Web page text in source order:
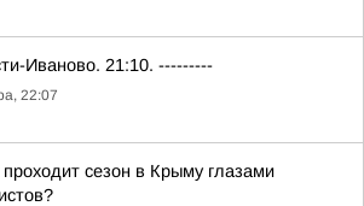
Иваново. 21:10. ---------
22:07
проходит сезон в Крыму глазами